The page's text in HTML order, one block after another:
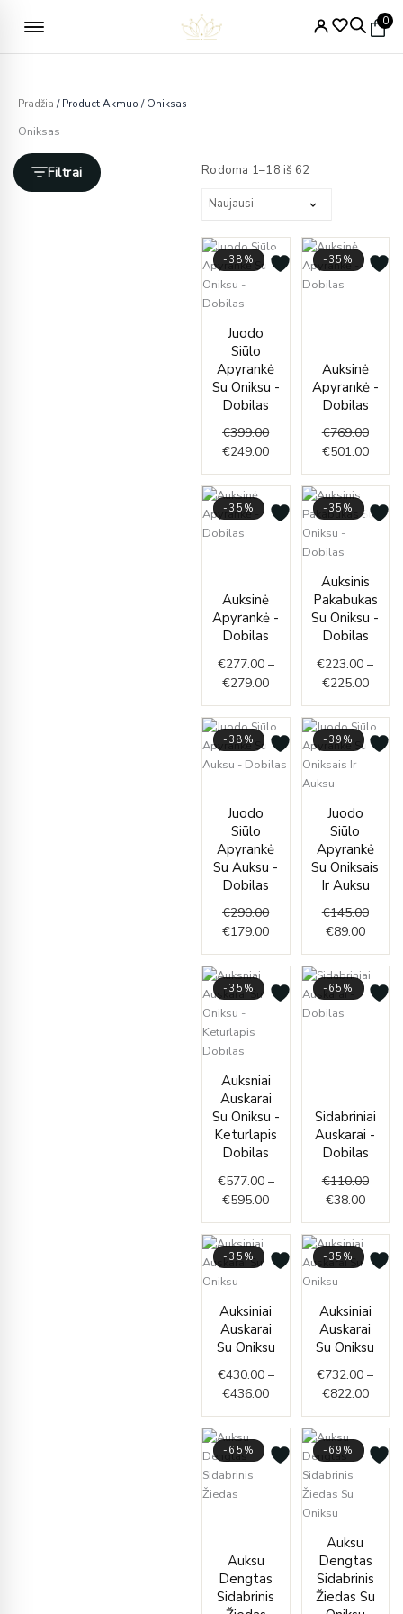
0
Pradžia / Product Akmuo / Oniksas
Oniksas
Filtrai Rodoma 1–18 iš 62pagal
-38%
Juodo
Siūlo
Apyrankė
Su Oniksu -
Dobilas
€399.00
€399.00.
€249.00
€249.00.
-35%
Auksinė
Apyrankė -
Dobilas
€769.00
€501.00
-35%
Auksinė
Apyrankė -
Dobilas
€277.00 –
€279.00
through
€279.00
-35%
Auksinis
Pakabukas
Su Oniksu -
Dobilas
€223.00 –
€225.00
range:
-38%
Juodo
Siūlo
Apyrankė
Su Auksu -
Dobilas
€290.00
Original
€179.00
Current
-39%
Juodo
Siūlo
Apyrankė
Su Oniksais
Ir Auksu
€145.00
€89.00
-35%
Auksniai
Auskarai
Su Oniksu -
Keturlapis
Dobilas
€577.00 –
€595.00
range:
€577.00
through
-65%
Sidabriniai
Auskarai -
Dobilas
€110.00
€38.00
-35%
Auksiniai
Auskarai
Su Oniksu
€430.00 –
€436.00
range:
€430.00
through
€436.00
-35%
Auksiniai
Auskarai
Su Oniksu
€732.00 –
€822.00
range:
-65%
Auksu
Dengtas
Sidabrinis
Original
Current
-69%
Auksu
Dengtas
Sidabrinis
Žiedas Su
was:
is: